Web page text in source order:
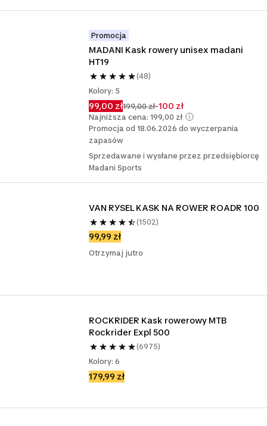
Promocja
MADANI Kask rowery unisex madani
HT19
(48)
Kolory: 5
99,00 zł199,00 zł-100 zł
Najniższa cena: 199,00 zł
Promocja od 18.06.2026 do wyczerpania
zapasów
Sprzedawane i wysłane przez przedsiębiorcę
Madani Sports
VAN RYSEL KASK NA ROWER ROADR 100
(1502)
99,99 zł
Otrzymaj jutro
ROCKRIDER Kask rowerowy MTB
Rockrider Expl 500
(6975)
Kolory: 6
179,99 zł